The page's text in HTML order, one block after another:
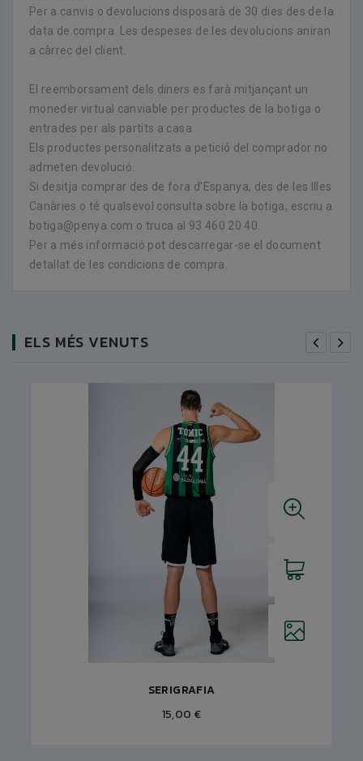
Per a canvis o devolucions disposarà de 30 dies des de la
data de compra. Les despeses de les devolucions aniran
a càrrec del client.
El reemborsament dels diners es farà mitjançant un
moneder virtual canviable per productes de la botiga o
entrades per als partits a casa.
Els productes personalitzats a petició del comprador no
admeten devolució.
Si desitja comprar des de fora d'Espanya, des de les Illes
Canàries o té qualsevol consulta sobre la botiga, escriu a
botiga@penya.com o truca al 93 460 20 40.
Per a més informació pot descarregar-se el document
detallat de les condicions de compra.
ELS MÉS VENUTS
SERIGRAFIA
15,00 €